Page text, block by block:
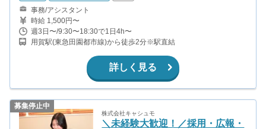
事務/アシスタント
時給 1,500円〜
週3日〜/9:30〜18:30で1日4h〜
用賀駅(東急田園都市線)から徒歩2分※駅直結
詳しく見る
募集停止中
株式会社キャシュモ
＼未経験大歓迎！／採用・広報・